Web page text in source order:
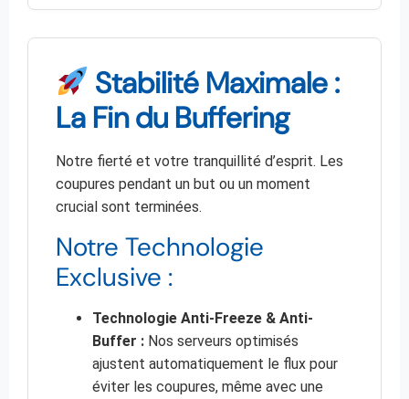
Stabilité Maximale :
La Fin du Buffering
Notre fierté et votre tranquillité d’esprit. Les
coupures pendant un but ou un moment
crucial sont terminées.
Notre Technologie
Exclusive :
Technologie Anti-Freeze & Anti-
Buffer : Nos serveurs optimisés
ajustent automatiquement le flux pour
éviter les coupures, même avec une